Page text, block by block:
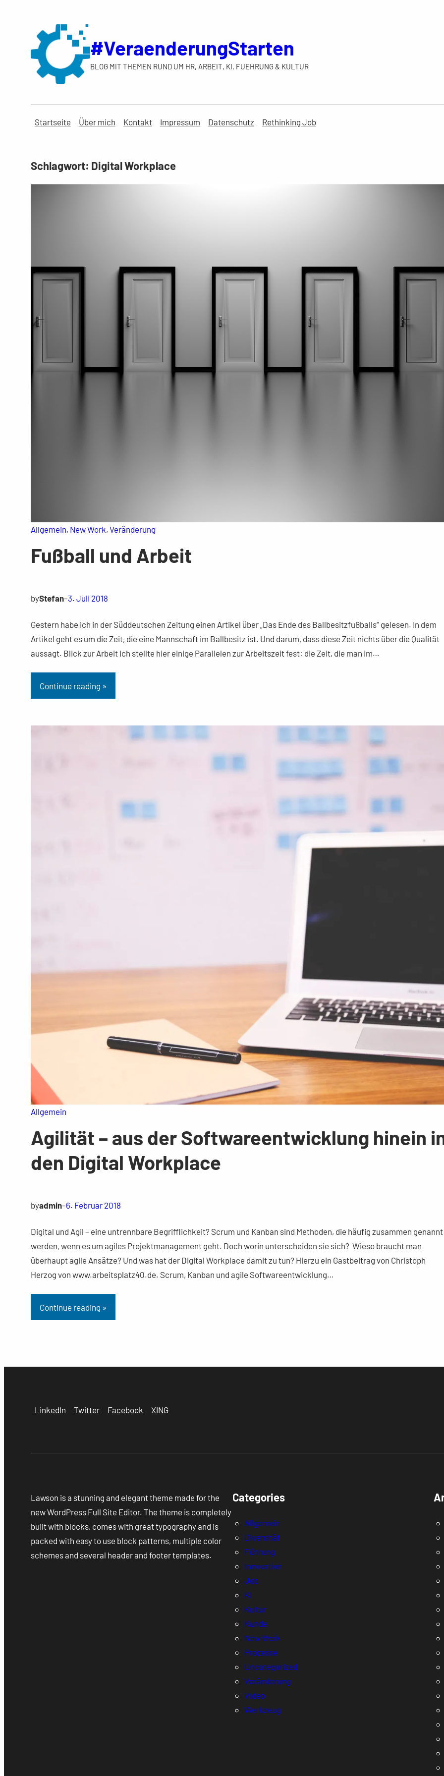
#VeraenderungStarten
BLOG MIT THEMEN RUND UM HR, ARBEIT, KI, FUEHRUNG & KULTUR
Startseite Über mich Kontakt Impressum Datenschutz Rethinking Job
Schlagwort: Digital Workplace
Allgemein, New Work, Veränderung
Fußball und Arbeit
byStefan–3. Juli 2018
Gestern habe ich in der Süddeutschen Zeitung einen Artikel über „Das Ende des Ballbesitzfußballs“ gelesen. In dem
Artikel geht es um die Zeit, die eine Mannschaft im Ballbesitz ist. Und darum, dass diese Zeit nichts über die Qualität
aussagt. Blick zur Arbeit Ich stellte hier einige Parallelen zur Arbeitszeit fest: die Zeit, die man im…
Continue reading »
Allgemein
Agilität – aus der Softwareentwicklung hinein
den Digital Workplace
byadmin–6. Februar 2018
Digital und Agil – eine untrennbare Begrifflichkeit? Scrum und Kanban sind Methoden, die häufig zusammen genannt
werden, wenn es um agiles Projektmanagement geht. Doch worin unterscheiden sie sich? Wieso braucht man
überhaupt agile Ansätze? Und was hat der Digital Workplace damit zu tun? Hierzu ein Gastbeitrag von Christoph
Herzog von www.arbeitsplatz40.de. Scrum, Kanban und agile Softwareentwicklung…
Continue reading »
LinkedIn Twitter Facebook XING
Lawson is a stunning and elegant theme made for the
new WordPress Full Site Editor. The theme is completely
built with blocks, comes with great typography and is
packed with easy to use block patterns, multiple color
schemes and several header and footer templates.
Categories
Allgemein
Diversität
Führung
Innovation
Job
KI
Kultur
Kunde
New Work
Prozesse
Uncategorized
Veränderung
Video
Werkzeug